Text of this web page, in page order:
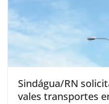
Sindágua/RN
vales transportes